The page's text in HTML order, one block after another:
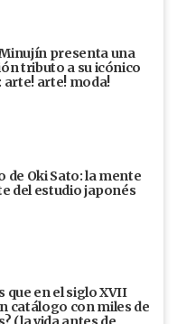
presenta una
tributo a su icónico
arte! arte! moda!
de Oki Sato: la mente
del estudio japonés
que en el siglo XVII
catálogo con miles de